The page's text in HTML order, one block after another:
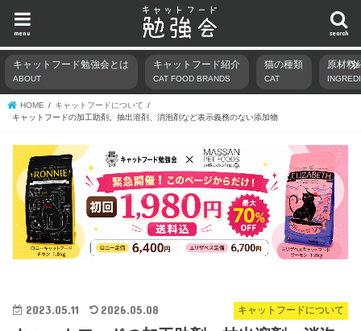
search
menu
キャットフード勉強会とは
ABOUT
キャットフード紹介
CAT FOOD BRANDS
猫の種類
CAT
原材料
HOME
キャットフードについて
キャットフードの加工助剤。抽出溶剤、消泡剤など表示義務のない添加物
キャットフードについて
2023.05.11 2026.05.08